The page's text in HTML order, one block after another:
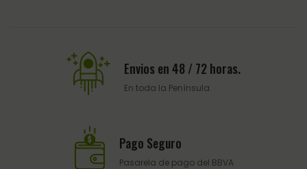
Envios en 48 / 72 horas.
En toda la Península
Pago Seguro
Pasarela de pago del BBVA